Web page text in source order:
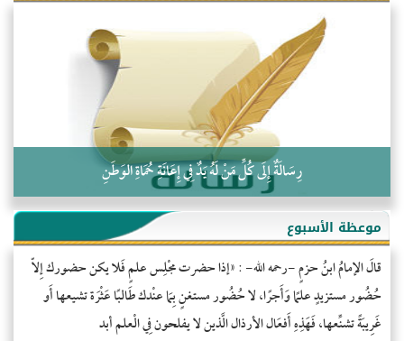
التَّعْلِيمُ القُرْآنِي
كلمة إلى إخواني السلفيين في الجزائر
رِسَالَةٌ إِلَى كُلِّ مَنْ لَهُ يَدٌ فِي إِعَانَةِ حُمَاةِ الوَطَنِ
موعظة الأسبوع
قالَ الإمامُ ابنُ حزمٍ -رحمه الله- : «إذا حضرت مجْلِس علمٍ فَلا يكن حضورك إِلاّ
حُضُور مستزيدٍ علمًا وَأَجرًا، لا حُضُور مستغنٍ بِمَا عنْدك طَالبًا عَثْرَة تشيعها أَو
غَرِيبَةً تشنِّعها، فَهَذِهِ أَفعَال الأرذال الَّذين لا يفلحون فِي الْعلم أبد